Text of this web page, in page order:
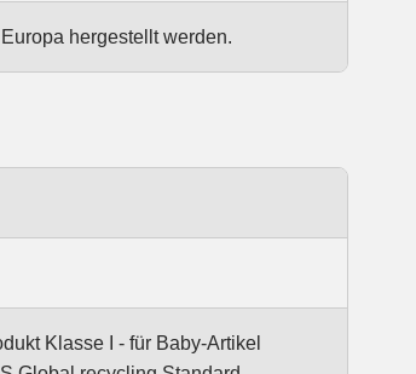
hergestellt werden.
Klasse I - für Baby-Artikel